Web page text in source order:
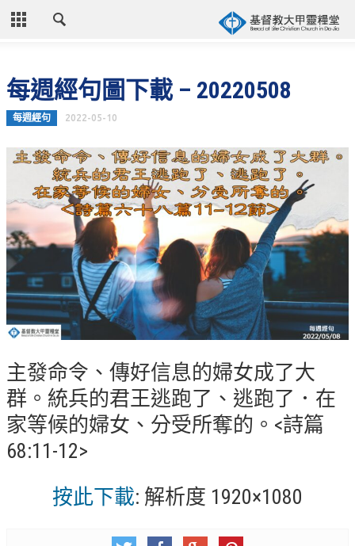
CLOSE
關於教會
教會異象
信仰立場
年度目標
牧師的話
聚會時間
奉獻資訊
聯絡我們
錯誤回報
分堂
苑裡靈糧堂
主日及見證
主日信息
每週經句圖下載 – 20220508
每週經句 2022-05-10
主發命令、傳好信息的婦女成了大
群。統兵的君王逃跑了、逃跑了．在
家等候的婦女、分受所奪的。<詩篇
68:11-12>
按此下載: 解析度 1920×1080